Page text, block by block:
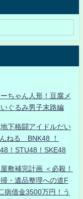
ちゃん人形！豆腐メ
ぐるみ男子末路編
下格闘アイドルだい
ねる BNK48 ！
！STU48！SKE48
敷補完計画 ＜必殺！
・遺品整理への道F
病借金3500万円！う